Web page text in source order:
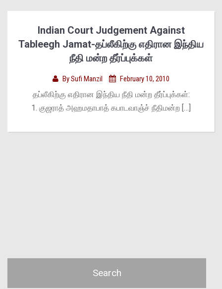
Indian Court Judgement Against
Tableegh Jamat-தப்லீகிற்கு எதிரான இந்திய
நீதி மன்ற தீர்ப்புக்கள்
BySufi Manzil February 10, 2010
தப்லீகிற்கு எதிரான இந்திய நீதி மன்ற தீர்ப்புக்கள்:
1. குஜராத் அஹமதாபாத் கபாடவாஞ்ச் நீதிமன்ற […]
Search